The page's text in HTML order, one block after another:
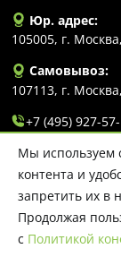
Юр. адрес:
105005, г.
Самовывоз:
107113, г.
+7 (495) 927-
info@evlart.ru
© 2026 Evlart.
каких
Мы используем
контента и
запретить их в
Продолжая
с Политикой